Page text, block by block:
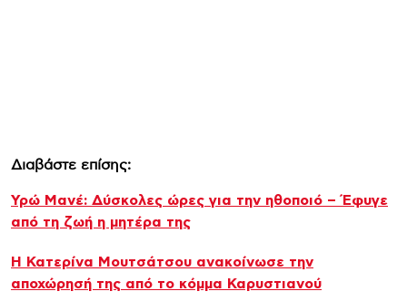
Διαβάστε επίσης:
Υρώ Μανέ: Δύσκολες ώρες για την ηθοποιό – Έφυγε
από τη ζωή η μητέρα της
Η Κατερίνα Μουτσάτσου ανακοίνωσε την
αποχώρησή της από το κόμμα Καρυστιανού